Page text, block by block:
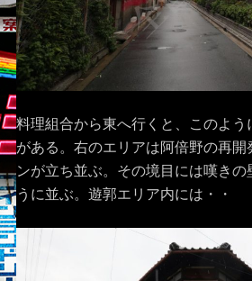
料理組合から東へ行くと、このよ
がある。右のエリアは阿倍野の再開
ンが立ち並ぶ。その境目には嘆きの
うに並ぶ。遊郭エリア内には・・